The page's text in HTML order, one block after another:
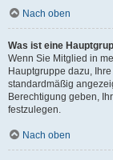
Nach oben
Was ist eine
Wenn Sie Mitglied in
Hauptgruppe dazu,
standardmäßig
Berechtigung geben,
festzulegen.
Nach oben